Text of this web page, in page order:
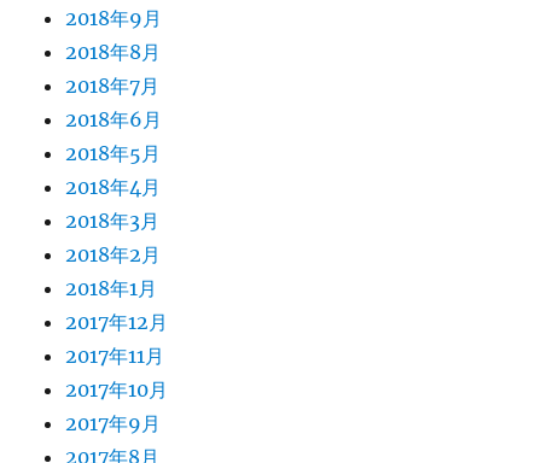
2018年9月
2018年8月
2018年7月
2018年6月
2018年5月
2018年4月
2018年3月
2018年2月
2018年1月
2017年12月
2017年11月
2017年10月
2017年9月
2017年8月